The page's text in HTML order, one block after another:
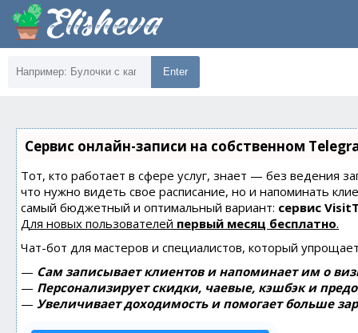
Enter
Сервис онлайн-записи на собственном
Тот, кто работает в сфере услуг, знает — без ведения
что нужно видеть свое расписание, но и напоминать
самый бюджетный и оптимальный вариант: сервис
Для новых пользователей первый месяц бесплатно.
Чат-бот для мастеров и специалистов, который
— Сам записывает клиентов и напоминает им о
— Персонализирует скидки, чаевые, кэшбэк и
— Увеличивает доходимость и помогает больше